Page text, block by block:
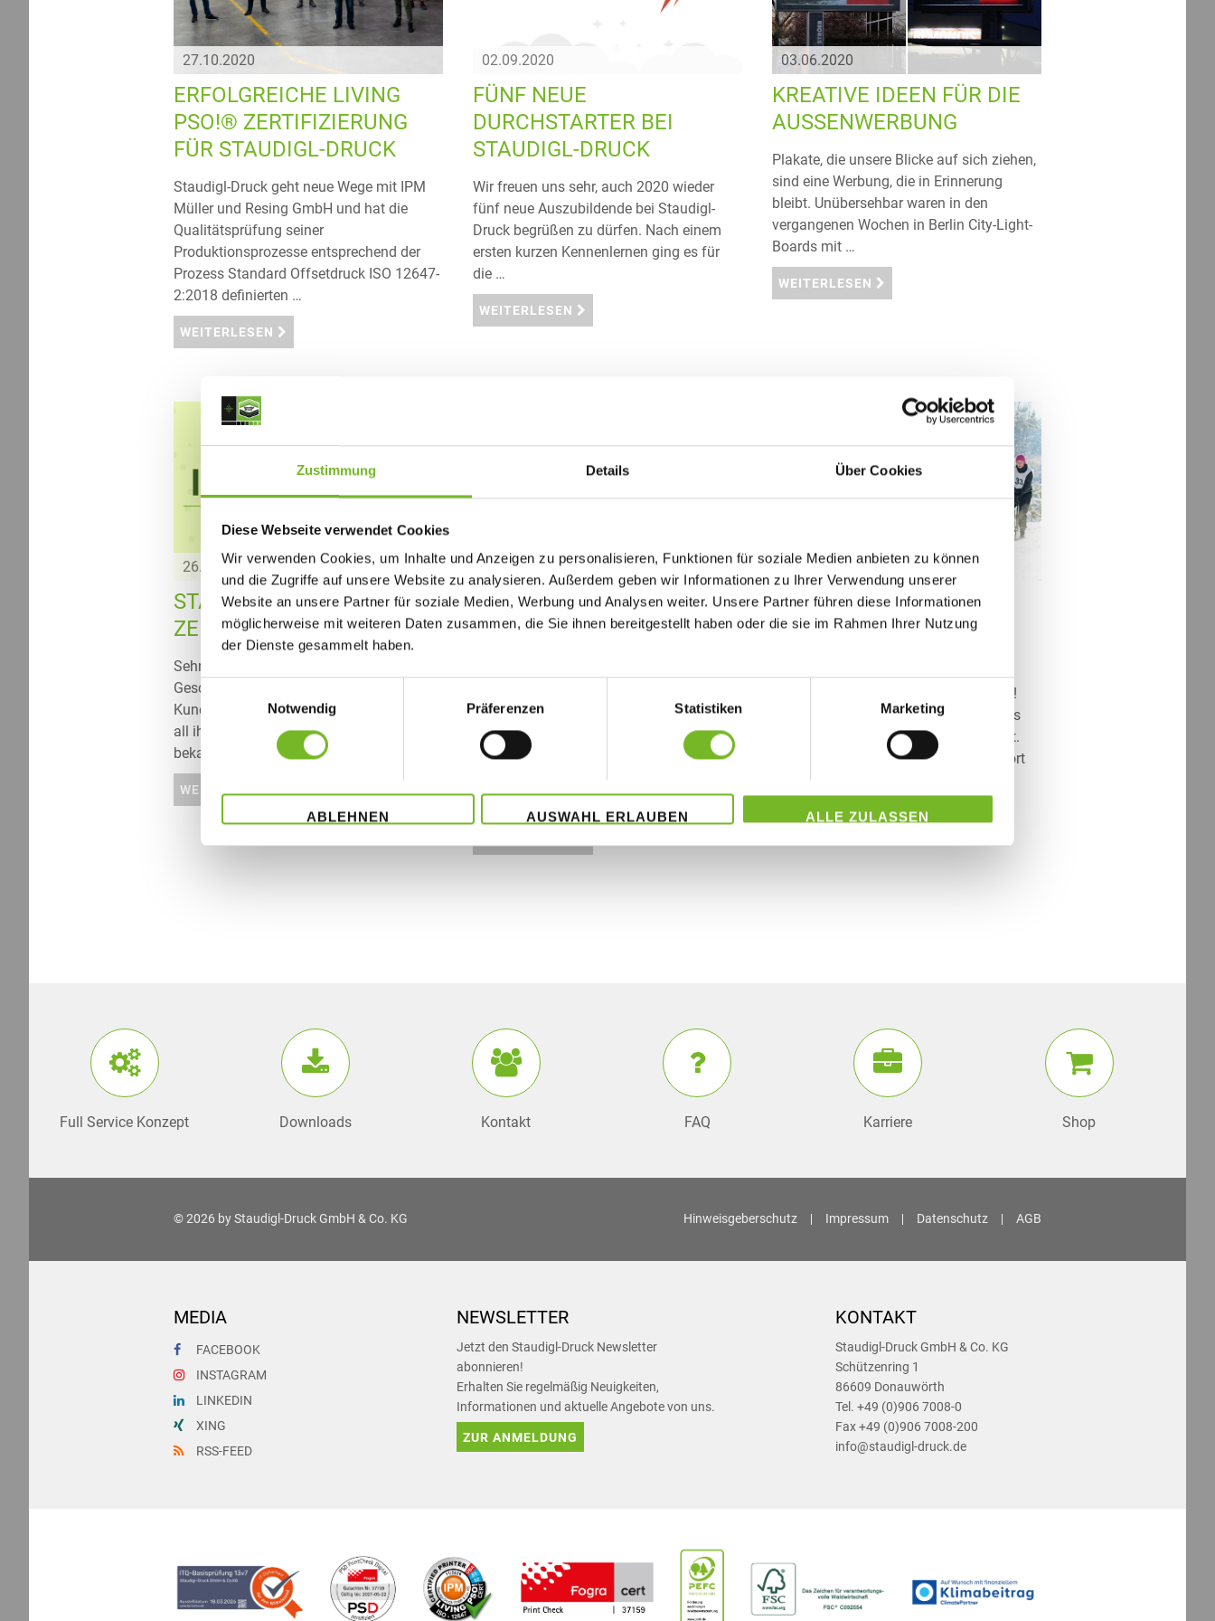
Zustimmung Details Über Cookies
Diese Webseite verwendet Cookies
Wir verwenden Cookies, um Inhalte und Anzeigen zu personalisieren, Funktionen für soziale Medien anbieten zu können
und die Zugriffe auf unsere Website zu analysieren. Außerdem geben wir Informationen zu Ihrer Verwendung unserer
Website an unsere Partner für soziale Medien, Werbung und Analysen weiter. Unsere Partner führen diese Informationen
möglicherweise mit weiteren Daten zusammen, die Sie ihnen bereitgestellt haben oder die sie im Rahmen Ihrer Nutzung
der Dienste gesammelt haben.
Einwilligungsauswahl
Notwendig
Präferenzen Statistiken Marketing
ABLEHNEN AUSWAHL ERLAUBEN ALLE ZULASSEN
27.10.2020
ERFOLGREICHE LIVING
PSO!® ZERTIFIZIERUNG
FÜR STAUDIGL-DRUCK
Staudigl-Druck geht neue Wege mit IPM
Müller und Resing GmbH und hat die
Qualitätsprüfung seiner
Produktionsprozesse entsprechend der
Prozess Standard Offsetdruck ISO 12647-
2:2018 definierten …
WEITERLESEN
02.09.2020
FÜNF NEUE
DURCHSTARTER BEI
STAUDIGL-DRUCK
Wir freuen uns sehr, auch 2020 wieder
fünf neue Auszubildende bei Staudigl-
Druck begrüßen zu dürfen. Nach einem
ersten kurzen Kennenlernen ging es für
die …
WEITERLESEN
03.06.2020
KREATIVE IDEEN FÜR DIE
AUSSENWERBUNG
Plakate, die unsere Blicke auf sich ziehen,
sind eine Werbung, die in Erinnerung
bleibt. Unübersehbar waren in den
vergangenen Wochen in Berlin City-Light-
Boards mit …
WEITERLESEN
26.03.2020
STAUDIGL-DRUCK IN
ZEITEN VON CORONA
Sehr geehrte Geschäftspartnerinnen und
Geschäftspartner, liebe Kundinnen und
Kunden, aufgrund der aktuellen Lage mit
all ihren Einschränkungen geben wir
bekannt, dass es uns derzeit …
WEITERLESEN
28.01.2020
ZAHLEN – DATEN –
FAKTEN: KLIMANEUTRALE
insgesamt 253.000 klimaneutrale
Allwetterplakate produziert und dadurch
199.950 kg CO2 kompensiert. Das
unterstützte Klimaschutzprojekt ist eine
Biomasse in …
08.01.2020
GEWINNE UND
GEWINNENDE IM
Liebe Mitspielerinnen , liebe Mitspieler!
Auch zum Finale unseres Gewinnspiels
haben Sie wieder zahlreich mitgespielt.
Vielen Dank dafür! Die richtige Antwort
lautet: …
WEITERLESEN
Full Service Konzept Downloads Kontakt FAQ Karriere Shop
© 2026 byStaudigl-Druck GmbH & Co. KG Hinweisgeberschutz Impressum Datenschutz AGB
MEDIA
FACEBOOK
INSTAGRAM
LINKEDIN
XING
RSS-FEED
NEWSLETTER
Jetzt den Staudigl-Druck Newsletter
abonnieren!
Erhalten Sie regelmäßig Neuigkeiten,
Informationen und aktuelle Angebote von uns.
ZUR ANMELDUNG
KONTAKT
Staudigl-Druck GmbH & Co. KG
Schützenring 1
86609 Donauwörth
Tel. +49 (0)906 7008-0
Fax +49 (0)906 7008-200
info@staudigl-druck.de